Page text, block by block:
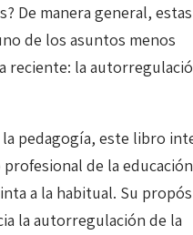
De manera general, estas
de los asuntos menos
reciente: la
la pedagogía, este libro
de la
a la habitual. Su
la autorregulación de la